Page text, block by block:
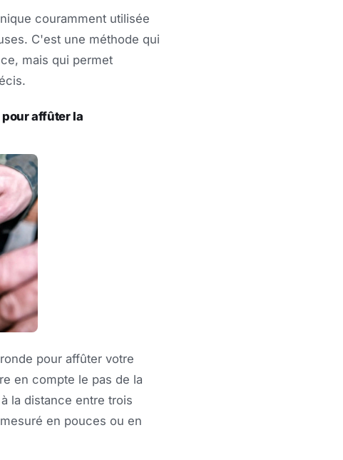
couramment utilisée
C'est une méthode qui
mais qui permet
pour affûter la
pour affûter votre
en compte le pas de la
la distance entre trois
en pouces ou en